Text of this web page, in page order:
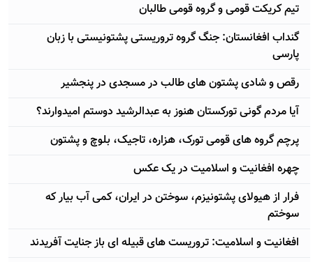
تیم کریکت قومی و گروه قومی طالبان
گنداب افغانستان: جنگ گروه تروریستی پشتونیستی با زبان
پارسی
رقص و شادی پشتون های طالب در مسجدی در پنجشیر
آیا مردم گونی تورکستان هنوز به عبدالرشید دوستم امیدوارند؟
پرچم گروه های قومی تورک، هزاره، تاجیک، بلوچ و پشتون
چهره افغانیت و اسلامیت در یک عکس
فرار از هیولای پشتونیزم، سوختن در ایران، کمی آب بیار که
سوختم
افغانیت و اسلامیت: تروریست های قبیله ای باز جنایت آفریدند